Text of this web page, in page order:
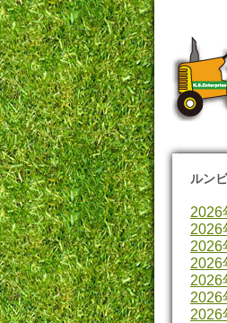
ルン
2026
2026
2026
2026
2026
2026
2026